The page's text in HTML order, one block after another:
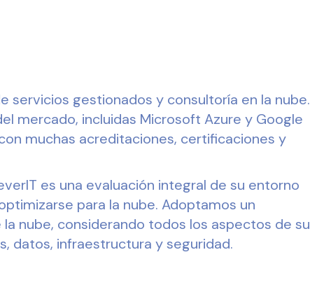
servicios gestionados y consultoría en la nube.
mercado, incluidas Microsoft Azure y Google
muchas acreditaciones, certificaciones y
es una evaluación integral de su entorno
para la nube. Adoptamos un
nube, considerando todos los aspectos de su
datos, infraestructura y seguridad.